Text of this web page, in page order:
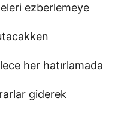
ezberlemeye
her hatırlamada
giderek